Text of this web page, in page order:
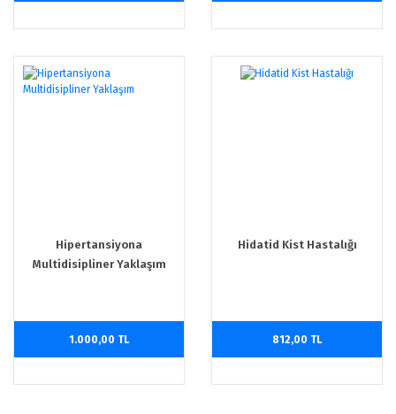
Hipertansiyona
Multidisipliner Yaklaşım
1.000,00 TL
Hidatid Kist Hastalığı
812,00 TL